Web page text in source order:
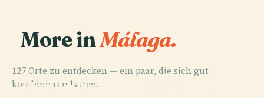
More inMálaga.
127 Orte zu entdecken — ein paar, die sich gut
kombinieren lassen.
PLACE
Castillo De
PLACE
PLACE
Plaza De Toros